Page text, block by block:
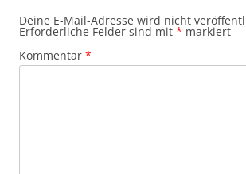
Deine E-Mail-Adresse wird nicht
Erforderliche Felder sind mit * markiert
Kommentar *